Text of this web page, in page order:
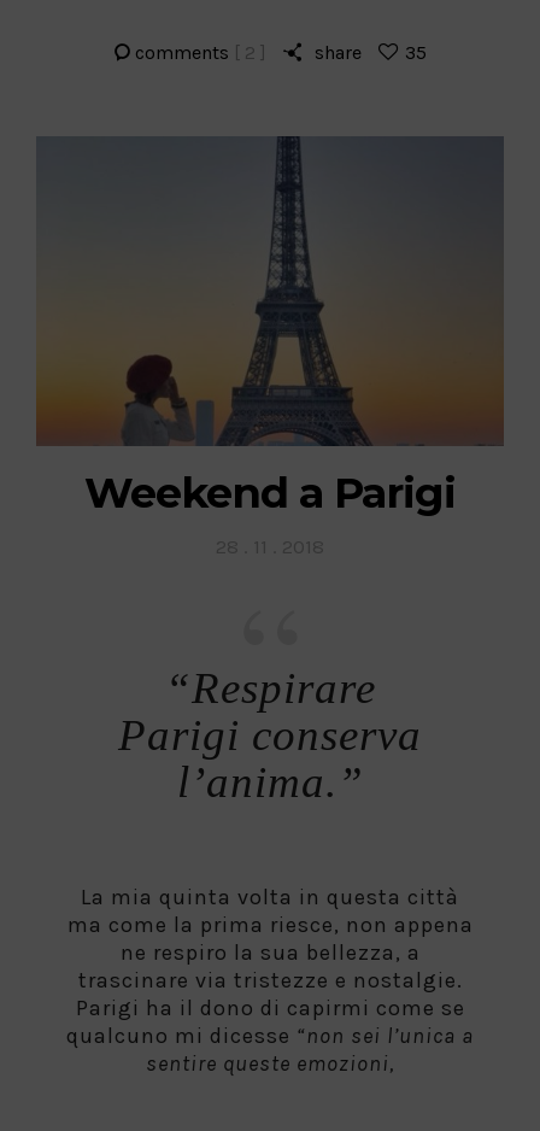
comments [ 2 ] share 35
Weekend a Parigi
“Respirare
Parigi conserva
l’anima.”
La mia quinta volta in questa città
ma come la prima riesce, non appena
ne respiro la sua bellezza, a
trascinare via tristezze e nostalgie.
Parigi ha il dono di capirmi come se
qualcuno mi dicesse “non sei l’unica a
sentire queste emozioni,